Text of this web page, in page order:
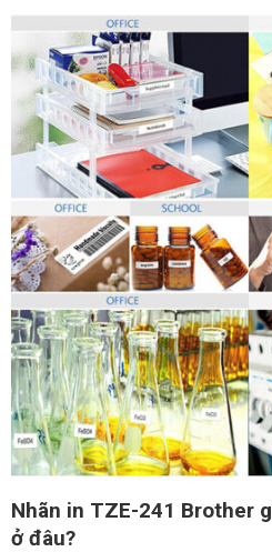
Nhãn in TZE-241 Brother
ở đâu?